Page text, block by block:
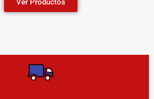
Ver Productos